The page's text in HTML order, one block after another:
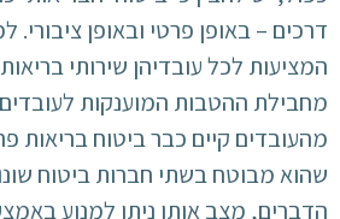
דרכים – באופן פרטי ובאופן ציבורי.
המציעות לכל עובדיהן שירותי
מחבילת ההטבות המוענקות
מהעובדים קיים כבר ביטוח בריאות
שהוא מבוטח בשתי חברות ביטוח
הדברים, מצב אותו ניתן למנוע